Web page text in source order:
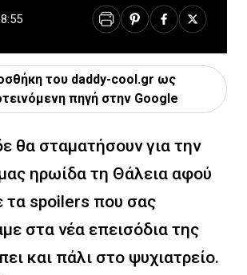
του daddy-cool.gr ως
πηγή στην Google
θα σταματήσουν για την
ηρωίδα τη Θάλεια αφού
τα spoilers που σας
στα νέα επεισόδια της
και πάλι στο ψυχιατρείο.